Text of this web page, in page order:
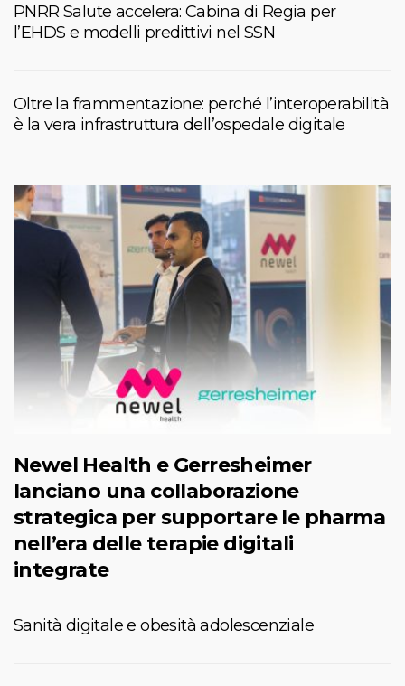
PNRR Salute accelera: Cabina di Regia per
l’EHDS e modelli predittivi nel SSN
Oltre la frammentazione: perché l’interoperabilità
è la vera infrastruttura dell’ospedale digitale
Newel Health e Gerresheimer
lanciano una collaborazione
strategica per supportare le pharma
nell’era delle terapie digitali
integrate
Sanità digitale e obesità adolescenziale